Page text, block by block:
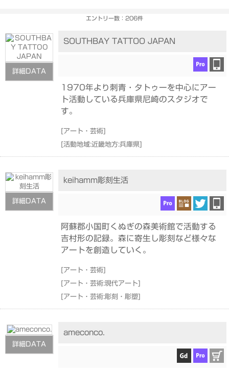
エントリー数：206件
詳細DATA
SOUTHBAY TATTOO JAPAN
1970年より刺青・タトゥーを中心にアー
ト活動している兵庫県尼崎のスタジオで
す。
[アート・芸術]
[活動地域:近畿地方:兵庫県]
詳細DATA
keihamm彫刻生活
阿蘇郡小国町くぬぎの森美術館で活動する
吉村形の記録。森に寄生し彫刻など様々な
アートを創造していく。
[アート・芸術]
[アート・芸術:現代アート]
[アート・芸術:彫刻・彫塑]
詳細DATA
ameconco.